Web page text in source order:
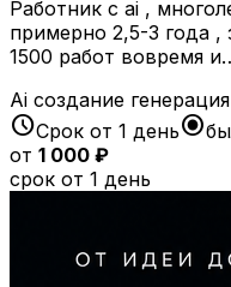
Работник с ai ,
примерно 2,5-3 года
1500 работ вовремя
Ai создание генерация
scheduleСрок от 1 деньradio_button_checked
от 1 000 ₽
срок от 1 день